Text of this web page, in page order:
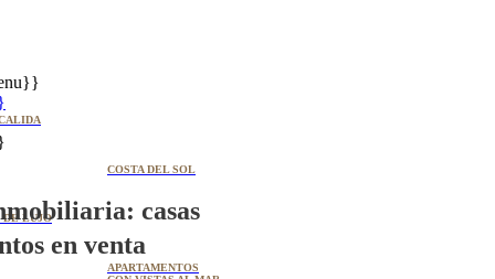
COSTA DEL SOL
LUJO
APARTAMENTOS
casas
en venta